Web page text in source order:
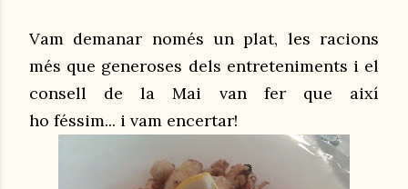
Vam demanar només un plat, les racions
més que generoses dels entreteniments i el
consell de la Mai van fer que així
ho féssim... i vam encertar!